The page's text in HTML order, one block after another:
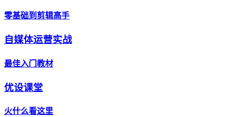
零基础到剪辑高手
自媒体运营实战
最佳入门教材
优设课堂
火什么看这里